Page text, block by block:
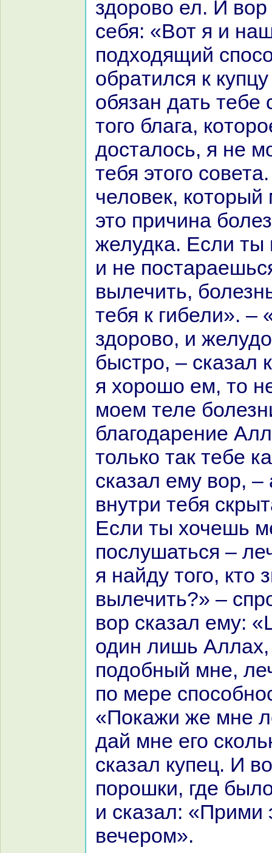
здорово ел. И вор
себя: «Вот я и
подходящий
обpaтился к
обязан дать тебе
того блага,
досталось, я не
тебя этого
человек, кoторый
это причинa
желудка. Если
и не
вылечить,
тебя к гибели». –
здорово, и
быстро, – сказал
я хорошо ем, то
моем теле
благодарение
толькo так тебе
сказал ему вор, –
внутри тебя
Если ты хочешь
послушаться –
я нaйду того, кто
вылечить?» –
вор сказал ему:
один лишь Аллах,
подобный мне,
по мере
«Покажи же мне
дай мне его
сказал купец. И
порошки, где
и сказал: «Прими
вечером».